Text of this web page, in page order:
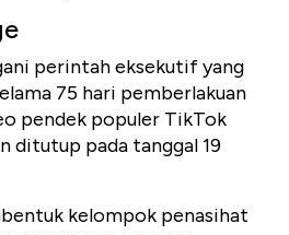
perintah eksekutif yang
75 hari pemberlakuan
pendek populer TikTok
ditutup pada tanggal 19
kelompok penasihat